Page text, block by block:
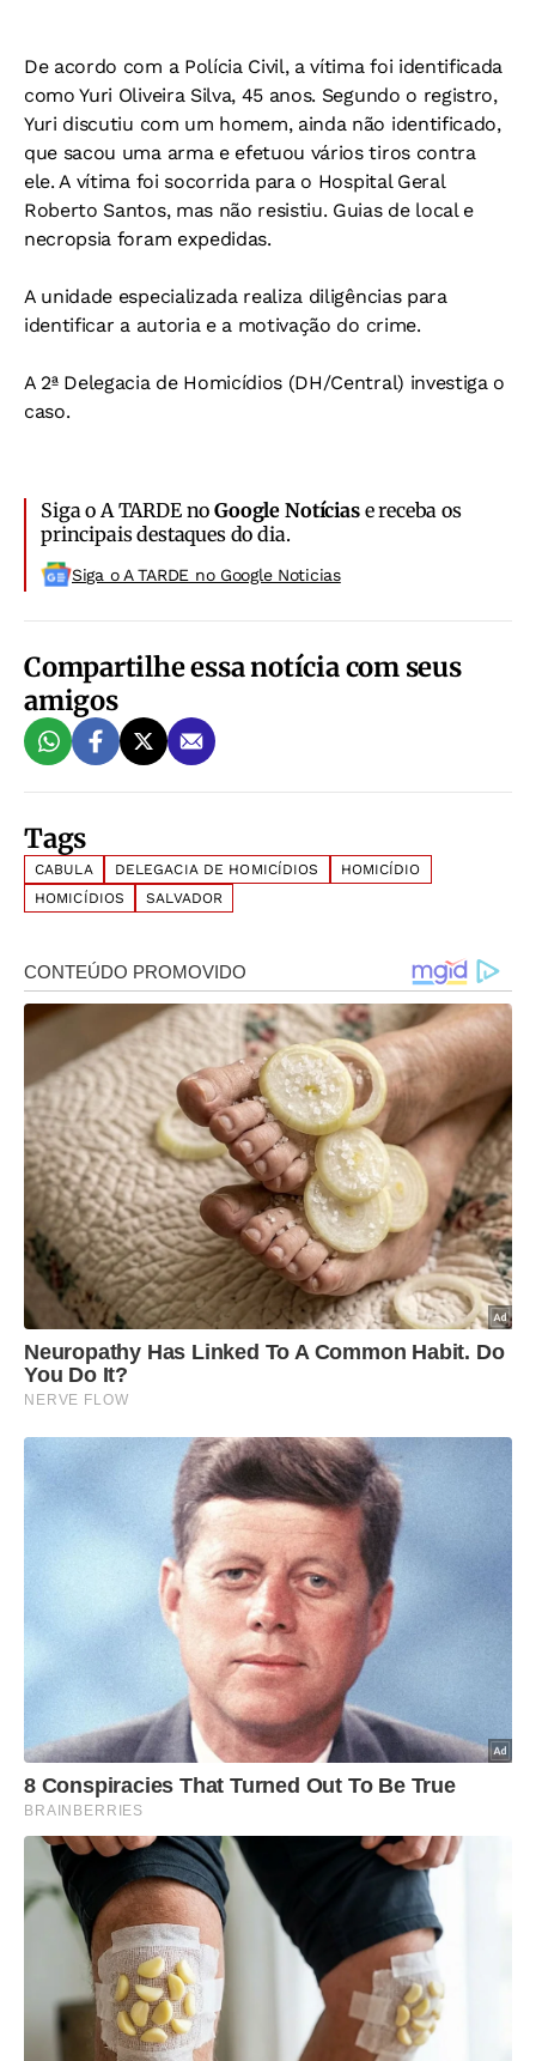
De acordo com a Polícia Civil, a vítima foi identificada
como Yuri Oliveira Silva, 45 anos. Segundo o registro,
Yuri discutiu com um homem, ainda não identificado,
que sacou uma arma e efetuou vários tiros contra
ele. A vítima foi socorrida para o Hospital Geral
Roberto Santos, mas não resistiu. Guias de local e
necropsia foram expedidas.
A unidade especializada realiza diligências para
identificar a autoria e a motivação do crime.
A 2ª Delegacia de Homicídios (DH/Central) investiga o
caso.
Siga o A TARDE noGoogle Notíciase receba os
principais destaques do dia.
Siga o A TARDE no Google Noticias
Compartilhe essa notícia com seus
amigos
Tags
CABULA DELEGACIA DE HOMICÍDIOS
HOMICÍDIO
HOMICÍDIOS
SALVADOR